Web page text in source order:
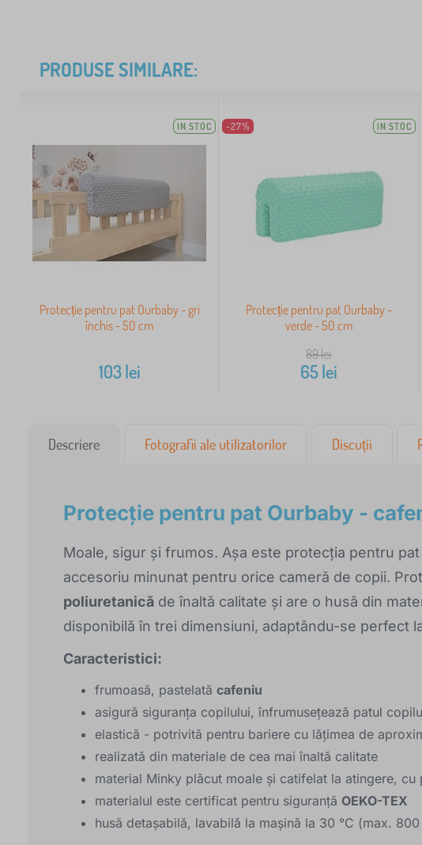
PRODUSE SIMILARE:
IN STOC
Protecție pentru pat Ourbaby - gri
închis - 50 cm
103lei
-27% IN STOC
Protecție pentru pat Ourbaby -
verde - 50 cm
89lei
65lei
Descriere Fotografii ale utilizatorilor Discuții
Protecție pentru pat Ourbaby -
Moale, sigur și frumos. Așa este protecția pentru pat
accesoriu minunat pentru orice cameră de copii.
poliuretanică de înaltă calitate și are o husă din
disponibilă în trei dimensiuni, adaptându-se perfect
Caracteristici:
frumoasă, pastelată cafeniu
asigură siguranța copilului, înfrumusețează patul
elastică - potrivită pentru bariere cu lățimea de
realizată din materiale de cea mai înaltă calitate
material Minky plăcut moale și catifelat la atingere, cu
materialul este certificat pentru siguranță OEKO-TEX
husă detașabilă, lavabilă la mașină la 30 °C (max.